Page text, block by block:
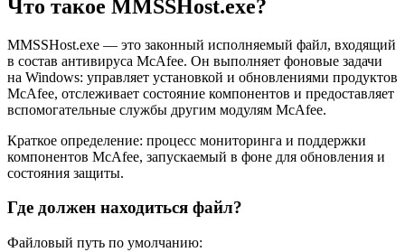
Что такое MMSSHost.exe?
MMSSHost.exe — это законный исполняемый файл, входящий
в состав антивируса McAfee. Он выполняет фоновые задачи
на Windows: управляет установкой и обновлениями продуктов
McAfee, отслеживает состояние компонентов и предоставляет
вспомогательные службы другим модулям McAfee.
Краткое определение: процесс мониторинга и поддержки
компонентов McAfee, запускаемый в фоне для обновления и
состояния защиты.
Где должен находиться файл?
Файловый путь по умолчанию: